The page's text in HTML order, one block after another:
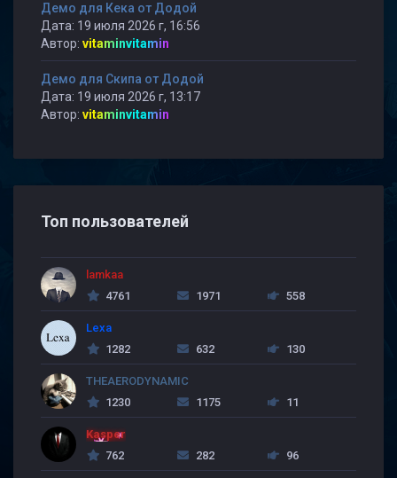
Демо для Кека от Додой
Дата: 19 июля 2026 г, 16:56
Автор: vitaminvitamin
Демо для Скипа от Додой
Дата: 19 июля 2026 г, 13:17
Автор: vitaminvitamin
Топ пользователей
lamkaa
4761
1971 558
Lexa
1282
632 130
THEAERODYNAMIC
1230
1175 11
Kasper
762
282 96